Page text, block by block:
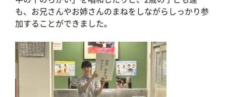
も、お兄さんやお姉さんのまねをしながらしっかり参
加することができました。